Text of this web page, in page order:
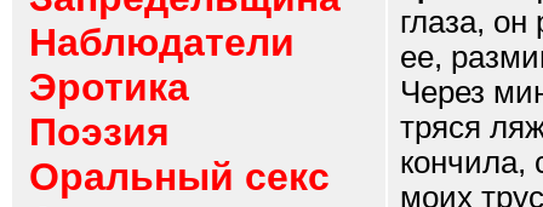
Наблюдатели
Эротика
Поэзия
Оральный секс
глаза, он
ее,
Через
тряся
кончила,
моих